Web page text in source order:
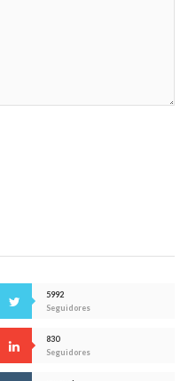
5992
Seguidores
830
Seguidores